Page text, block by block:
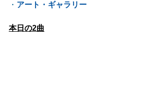
・ アート・ギャラリー
本日の2曲